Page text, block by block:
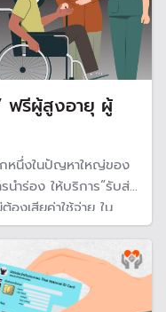
ฟรีผู้สูงอายุ ผู้
กหนึ่งในปัญหาใหญ่ของ
นำร่อง ให้บริการ“รับส่ง
งเสียค่าใช้จ่าย ใน